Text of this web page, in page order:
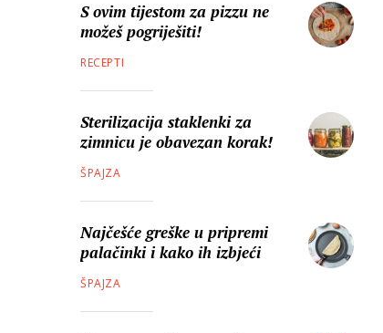
S ovim tijestom za pizzu ne
možeš pogriješiti!
RECEPTI
Sterilizacija staklenki za
zimnicu je obavezan korak!
ŠPAJZA
Najčešće greške u pripremi
palačinki i kako ih izbjeći
ŠPAJZA